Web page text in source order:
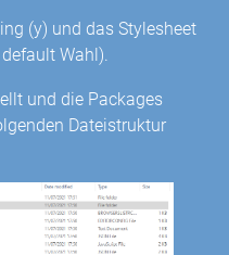
(y) und das Stylesheet
Wahl).
und die Packages
Dateistruktur